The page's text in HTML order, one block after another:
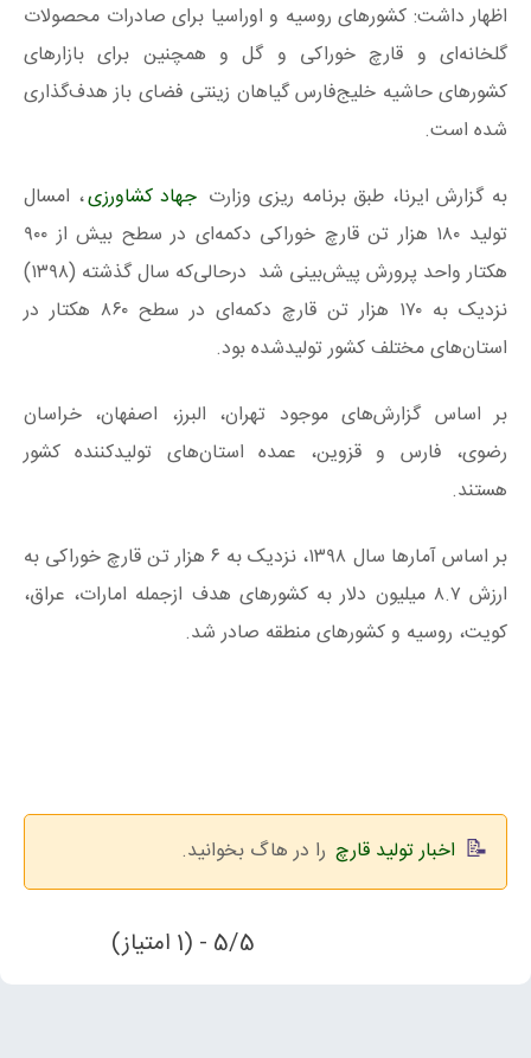
اظهار داشت: کشورهای روسیه و اوراسیا برای صادرات محصولات
گلخانه‌ای و قارچ خوراکی و گل و همچنین برای بازارهای
کشورهای حاشیه خلیج‌فارس گیاهان زینتی فضای باز هدف‌گذاری
شده است.
به گزارش ایرنا، طبق برنامه ریزی وزارت جهاد کشاورزی، امسال
تولید ۱۸۰ هزار تن قارچ خوراکی دکمه‌ای در سطح بیش از ۹۰۰
هکتار واحد پرورش پیش‌بینی شد درحالی‌که سال گذشته (۱۳۹۸)
نزدیک به ۱۷۰ هزار تن قارچ دکمه‌ای در سطح ۸۶۰ هکتار در
استان‌های مختلف کشور تولیدشده بود.
بر اساس گزارش‌های موجود تهران، البرز، اصفهان، خراسان
رضوی، فارس و قزوین، عمده استان‌های تولیدکننده کشور
هستند.
بر اساس آمارها سال ۱۳۹۸، نزدیک به ۶ هزار تن قارچ خوراکی به
ارزش ۸.۷ میلیون دلار به کشورهای هدف ازجمله امارات، عراق،
کویت، روسیه و کشورهای منطقه صادر شد.
اخبار تولید قارچ را در هاگ بخوانید.
5/5 - (1 امتیاز)